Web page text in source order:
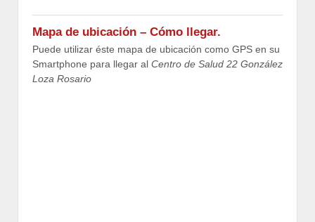
Mapa de ubicación – Cómo llegar.
Puede utilizar éste mapa de ubicación como GPS en su
Smartphone para llegar al Centro de Salud 22 González
Loza Rosario